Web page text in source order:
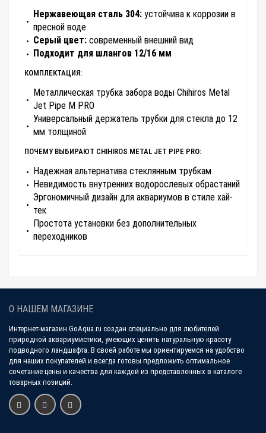
Нержавеющая сталь 304: устойчива к коррозии в
пресной воде
Серый цвет: современный внешний вид
Подходит для шлангов 12/16 мм
КОМПЛЕКТАЦИЯ:
Металлическая трубка забора воды Chihiros Metal
Jet Pipe M PRO
Универсальный держатель трубки для стекла до 12
мм толщиной
ПОЧЕМУ ВЫБИРАЮТ CHIHIROS METAL JET PIPE PRO:
Надежная альтернатива стеклянным трубкам
Невидимость внутренних водорослевых обрастаний
Эргономичный дизайн для аквариумов в стиле хай-
тек
Простота установки без дополнительных
переходников
О НАШЕМ МАГАЗИНЕ
Интернет-магазин GoAqua.ru создан специально для любителей
природной аквариумистики, умеющих ценить натуральную красоту
подводного ландшафта. В своей работе мы ориентируемся на удобство
для наших покупателей и всегда готовы предложить оптимальное
сочетание цены и качества для каждой из представленных в каталоге
товарных позиций.